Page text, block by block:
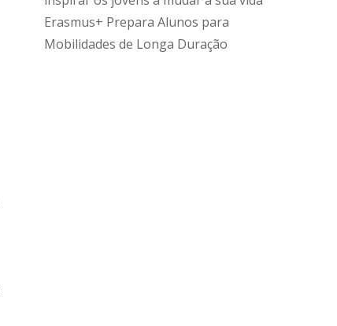
Erasmus+ Prepara Alunos para
Mobilidades de Longa Duração